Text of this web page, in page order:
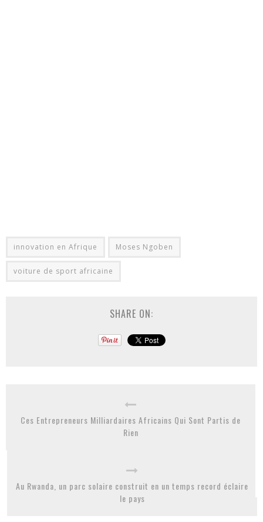
innovation en Afrique Moses Ngoben
voiture de sport africaine
SHARE ON:
Ces Entrepreneurs Milliardaires Africains Qui Sont Partis de
Rien
Au Rwanda, un parc solaire construit en un temps record éclaire
le pays